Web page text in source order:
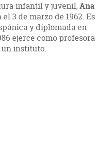
infantil y juvenil,Ana
3 de marzo de 1962. Es
y diplomada en
ejerce como profesora
un instituto.